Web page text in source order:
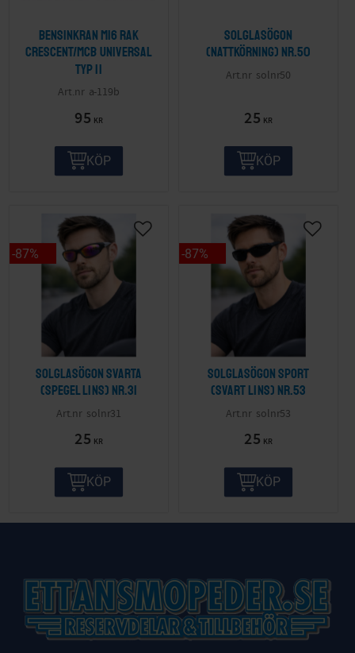
Bensinkran M16 Rak
Crescent/MCB Universal
Typ II
a-119b
95 KR
KÖP
Solglasögon
(nattkörning) nr.50
solnr50
25 KR
KÖP
Solglasögon svarta
(spegel lins) nr.31
solnr31
25 KR
87%
KÖP
Solglasögon sport
(svart lins) nr.53
solnr53
25 KR
87%
KÖP